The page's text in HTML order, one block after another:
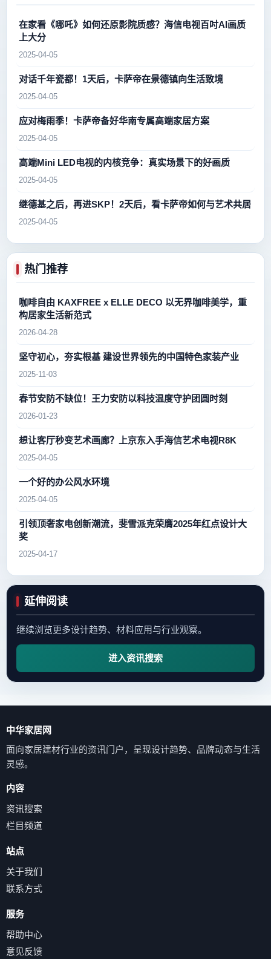
在家看《哪吒》如何还原影院质感？海信电视百吋AI画质
上大分
2025-04-05
对话千年瓷都！1天后，卡萨帝在景德镇向生活致境
2025-04-05
应对梅雨季！卡萨帝备好华南专属高端家居方案
2025-04-05
高端Mini LED电视的内核竞争：真实场景下的好画质
2025-04-05
继德基之后，再进SKP！2天后，看卡萨帝如何与艺术共居
2025-04-05
热门推荐
咖啡自由 KAXFREE x ELLE DECO 以无界咖啡美学，重
构居家生活新范式
2026-04-28
坚守初心，夯实根基 建设世界领先的中国特色家装产业
2025-11-03
春节安防不缺位！王力安防以科技温度守护团圆时刻
2026-01-23
想让客厅秒变艺术画廊？上京东入手海信艺术电视R8K
2025-04-05
一个好的办公风水环境
2025-04-05
引领顶奢家电创新潮流，斐雪派克荣膺2025年红点设计大
奖
2025-04-17
延伸阅读
继续浏览更多设计趋势、材料应用与行业观察。
进入资讯搜索
中华家居网
面向家居建材行业的资讯门户，呈现设计趋势、品牌动态与生活
灵感。
内容
资讯搜索
栏目频道
站点
关于我们
联系方式
服务
帮助中心
意见反馈